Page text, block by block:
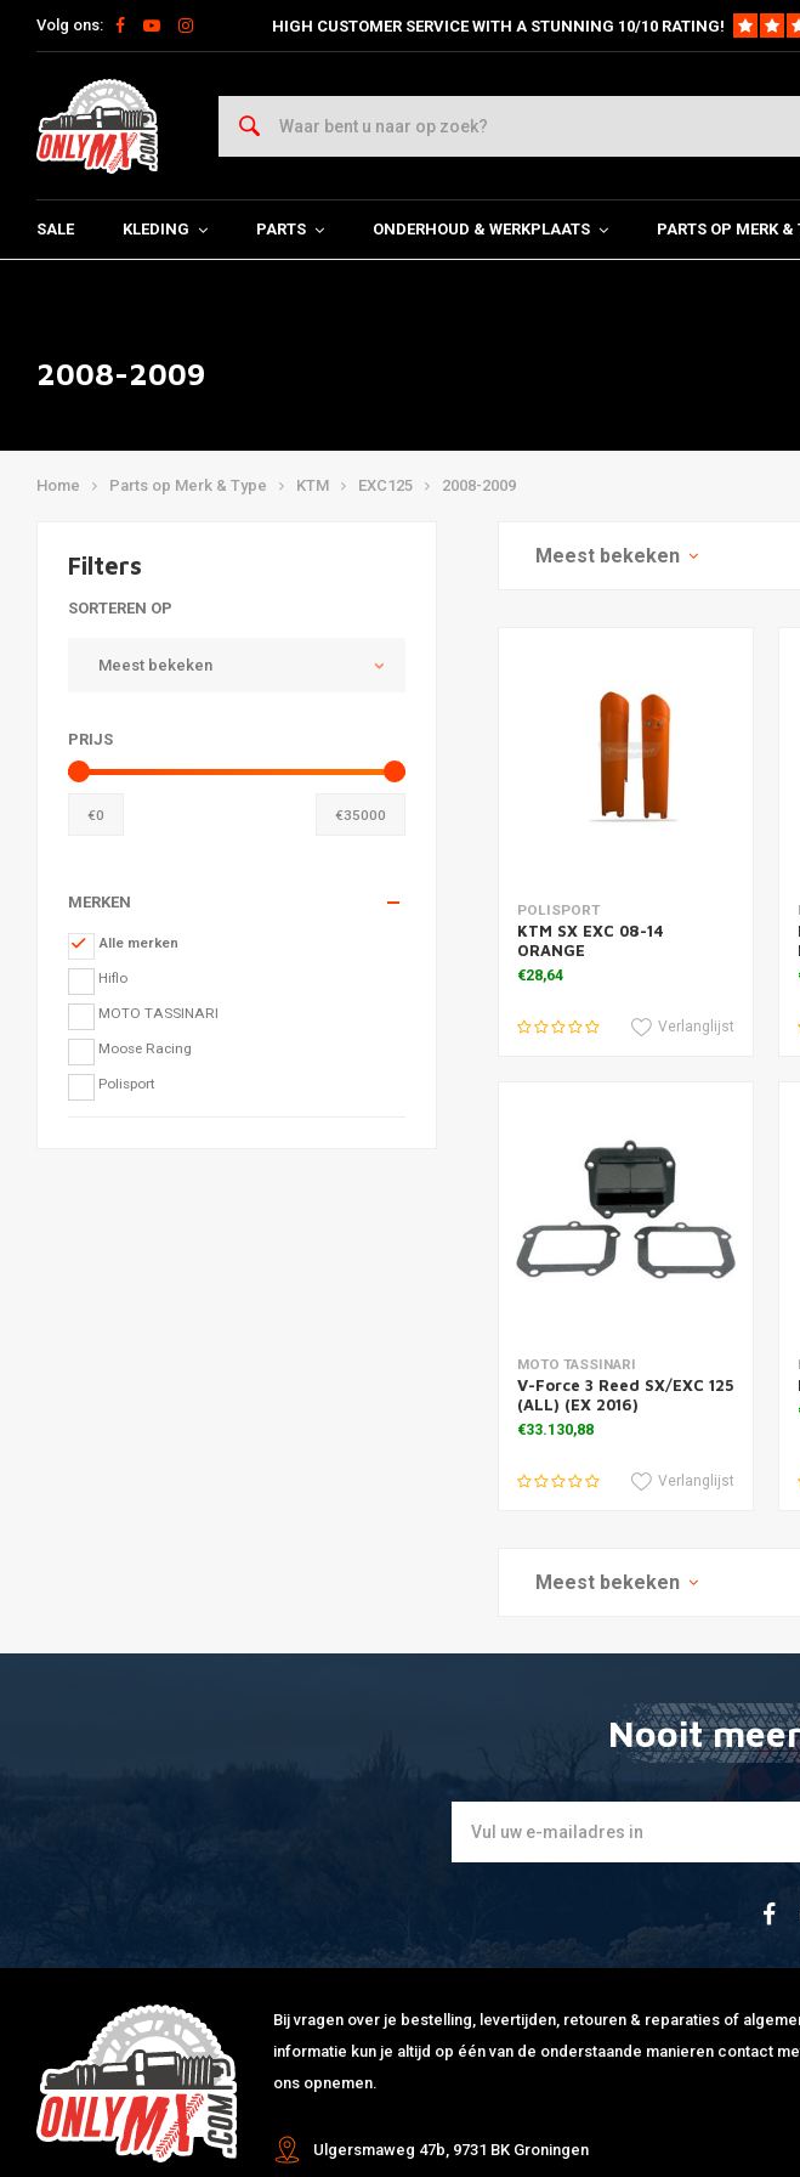
Volg ons: HIGH CUSTOMER SERVICE WITH A STUNNING 10/10 RATING!
SALE KLEDING PARTS ONDERHOUD & WERKPLAATS PARTS OP MERK &
2008-2009
Home Parts op Merk & Type KTM EXC125 2008-2009
Filters
SORTEREN OP
Meest bekeken
PRIJS
€0 €35000
MERKEN
Alle merken
Hiflo
MOTO TASSINARI
Moose Racing
Polisport
Meest bekeken
Toevoegen aan winkelwagen
POLISPORT
KTM SX EXC 08-14
ORANGE
€28,64
Verlanglijst
Toevoegen aan winkelwagen
MOTO TASSINARI
V-Force 3 Reed SX/EXC 125
(ALL) (EX 2016)
€33.130,88
Verlanglijst
Meest bekeken
Nooit
Bij vragen over je bestelling, levertijden, retouren & reparaties of
informatie kun je altijd op één van de onderstaande manieren contact
ons opnemen.
Ulgersmaweg 47b, 9731 BK Groningen